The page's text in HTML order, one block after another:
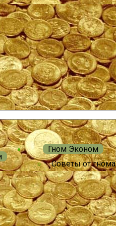
Гном Эконом
Советы от гнома